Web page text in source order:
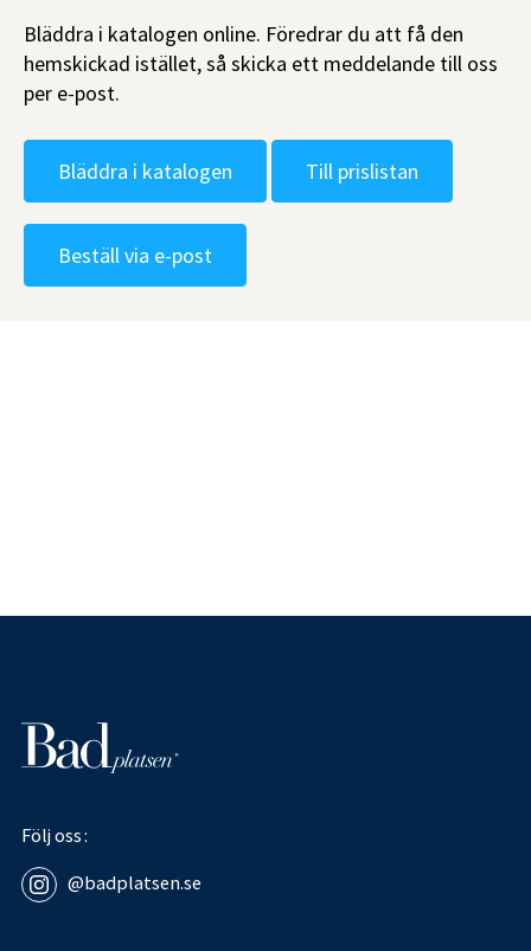
Bläddra i katalogen online. Föredrar du att få den
hemskickad istället, så skicka ett meddelande till oss
per e-post.
Bläddra i katalogen Till prislistan
Beställ via e-post
Följ oss
@badplatsen.se